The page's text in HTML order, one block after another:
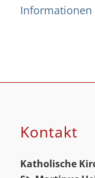
Kontakt
Katholische